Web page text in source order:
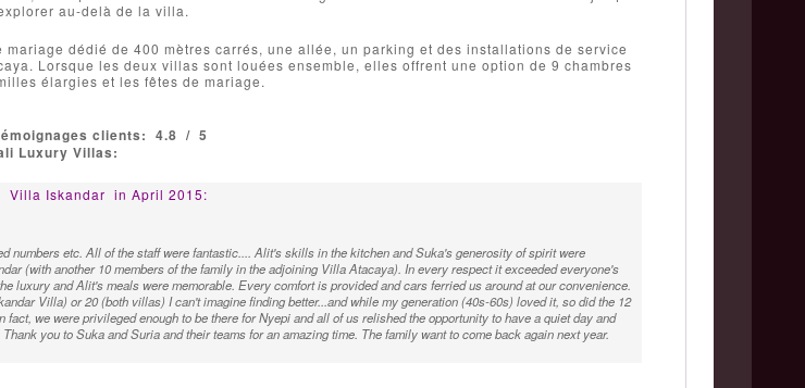
au-delà de la villa.
dédié de 400 mètres carrés, une allée, un parking et des installations de service
Lorsque les deux villas sont louées ensemble, elles offrent une option de 9 chambres
élargies et les fêtes de mariage.
clients: 4.8 / 5
Luxury Villas:
Villa Iskandar in April 2015:
numbers etc. All of the staff were fantastic.... Alit's skills in the kitchen and Suka's generosity of spirit were
(with another 10 members of the family in the adjoining Villa Atacaya). In every respect it exceeded everyone's
luxury and Alit's meals were memorable. Every comfort is provided and cars ferried us around at our convenience.
Villa) or 20 (both villas) I can't imagine finding better...and while my generation (40s-60s) loved it, so did the 12
fact, we were privileged enough to be there for Nyepi and all of us relished the opportunity to have a quiet day and
you to Suka and Suria and their teams for an amazing time. The family want to come back again next year.